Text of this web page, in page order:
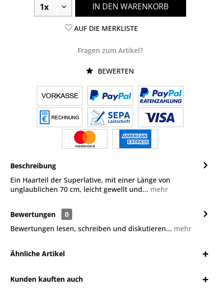
IN DEN WARENKORB
AUF DIE MERKLISTE
Fragen zum Artikel?
BEWERTEN
Beschreibung
Ein Haarteil der Superlative, mit einer Länge von
unglaublichen 70 cm, leicht gewellt und... mehr
Bewertungen
0
Bewertungen lesen, schreiben und diskutieren... mehr
Ähnliche Artikel
Kunden kauften auch